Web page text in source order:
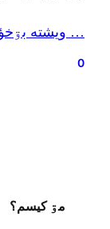
ساواکي
خیال کؤنه
… ويشته
0
مۊ کيسم؟